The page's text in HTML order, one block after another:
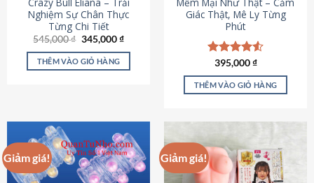
Crazy Bull Eliana – Trải
Nghiệm Sự Chân Thực
Từng Chi Tiết
545,000₫ Giá
là:
545,000 ₫.
345,000₫Giá
tại
THÊM VÀO GIỎ HÀNG
Mềm Mại Như Thật – Cảm
Giác Thật, Mê Ly Từng
Phút
Được xếp
hạng4.53
5 sao
395,000₫
THÊM VÀO GIỎ HÀNG
Giảm giá! Giảm giá!